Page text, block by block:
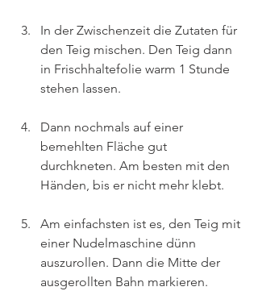
In der Zwischenzeit die Zutaten für
den Teig mischen. Den Teig dann
in Frischhaltefolie warm 1 Stunde
stehen lassen.
Dann nochmals auf einer
bemehlten Fläche gut
durchkneten. Am besten mit den
Händen, bis er nicht mehr klebt.
Am einfachsten ist es, den Teig mit
einer Nudelmaschine dünn
auszurollen. Dann die Mitte der
ausgerollten Bahn markieren.